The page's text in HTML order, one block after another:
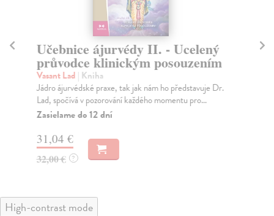
Učebnice ájurvédy II. - Ucelený
průvodce klinickým posouzením
Vasant Lad | Kniha
Jádro ájurvédské praxe, tak jak nám ho představuje Dr.
Lad, spočívá v pozorování každého momentu pro...
Zasielame do 12 dní
31,04 €
32,00 € ?
High-contrast mode